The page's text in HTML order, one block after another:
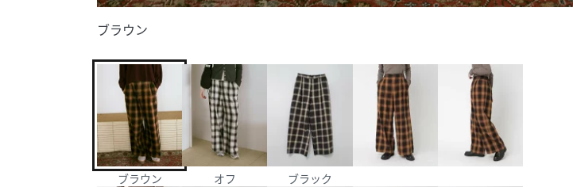
ブラウン
ブラウン オフ ブラック